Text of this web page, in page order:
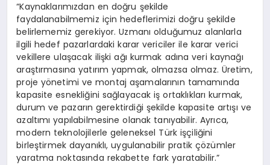
“Kaynaklarımızdan en doğru şekilde
faydalanabilmemiz için hedeflerimizi doğru şekilde
belirlememiz gerekiyor. Uzmanı olduğumuz alanlarla
ilgili hedef pazarlardaki karar vericiler ile karar verici
vekillere ulaşacak ilişki ağı kurmak adına veri kaynağı
araştırmasına yatırım yapmak, olmazsa olmaz. Üretim,
proje yönetimi ve montaj aşamalarının tamamında
kapasite esnekliğini sağlayacak iş ortaklıkları kurmak,
durum ve pazarın gerektirdiği şekilde kapasite artışı ve
azaltımı yapılabilmesine olanak tanıyabilir. Ayrıca,
modern teknolojilerle geleneksel Türk işçiliğini
birleştirmek dayanıklı, uygulanabilir pratik çözümler
yaratma noktasında rekabette fark yaratabilir.”